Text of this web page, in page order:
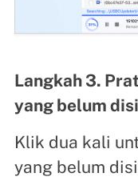
Langkah 3.
yang belum
Klik dua kali
yang belum